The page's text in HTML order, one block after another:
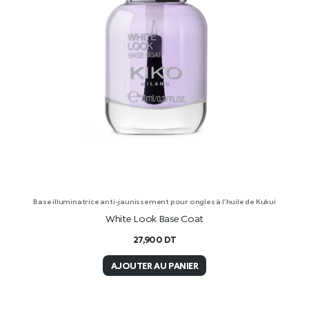
Base illuminatrice anti-jaunissement pour ongles à l’huile de Kukui
White Look Base Coat
27,900 DT
AJOUTER AU PANIER